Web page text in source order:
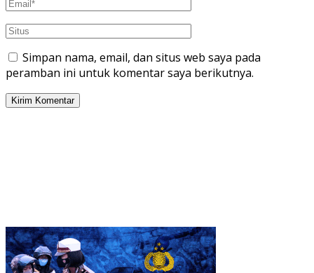
Simpan nama, email, dan situs web saya pada
peramban ini untuk komentar saya berikutnya.